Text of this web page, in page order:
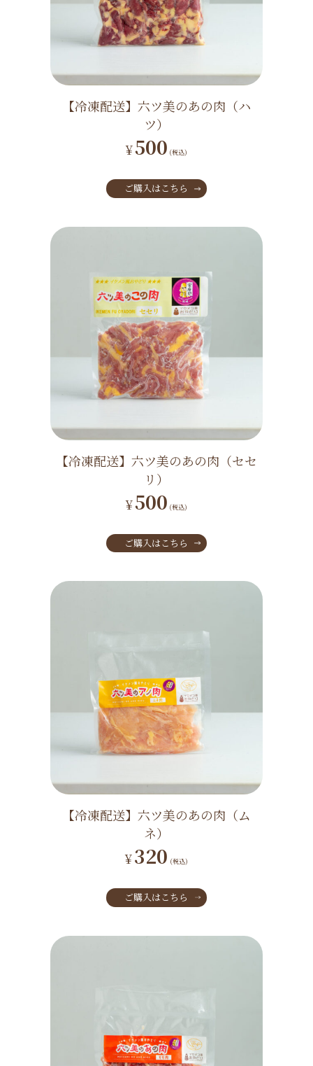
【冷凍配送】六ツ美のあの肉（ハ
ツ）
¥500 (税込)
ご購入はこちら
【冷凍配送】六ツ美のあの肉（セセ
リ）
¥500 (税込)
ご購入はこちら
【冷凍配送】六ツ美のあの肉（ム
ネ）
¥320 (税込)
ご購入はこちら